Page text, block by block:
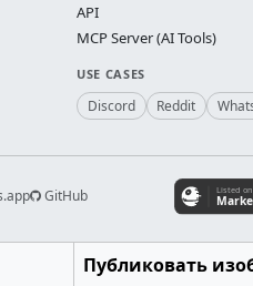
API
MCP Server (AI Tools)
USE CASES
Discord Reddit
GitHub
Публиковать